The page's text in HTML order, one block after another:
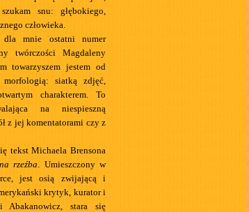
snu: głębokiego,
człowieka.
dla mnie ostatni numer
twórczości Magdaleny
towarzyszem jestem od
siatką zdjęć,
charakterem. To
na niespieszną
z jej komentatorami czy z
tekst Michaela Brensona
rzeźba. Umieszczony w
jest osią zwijającą i
krytyk, kurator i
Abakanowicz, stara się